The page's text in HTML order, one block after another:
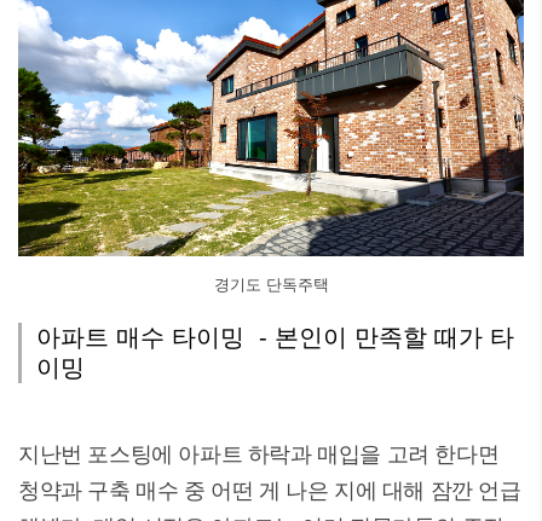
경기도 단독주택
아파트 매수 타이밍 - 본인이 만족할 때가 타
이밍
지난번 포스팅에 아파트 하락과 매입을 고려 한다면
청약과 구축 매수 중 어떤 게 나은 지에 대해 잠깐 언급